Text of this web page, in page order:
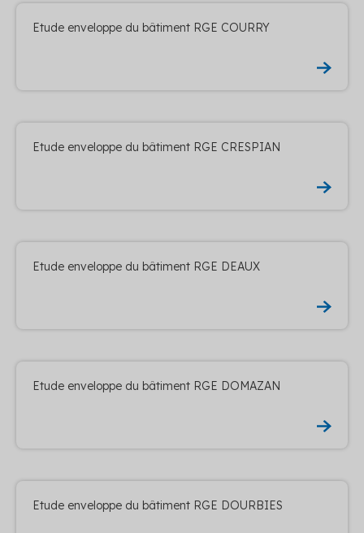
Etude enveloppe du bâtiment RGE COURRY
Etude enveloppe du bâtiment RGE CRESPIAN
Etude enveloppe du bâtiment RGE DEAUX
Etude enveloppe du bâtiment RGE DOMAZAN
Etude enveloppe du bâtiment RGE DOURBIES